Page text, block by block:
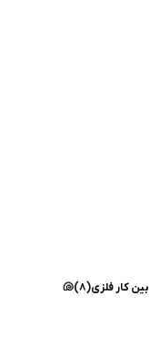
بین کار فلزی(۸)🐚